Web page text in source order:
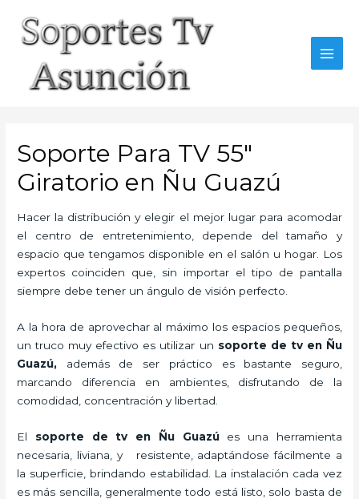
content
Soporte Para TV 55″
Giratorio en Ñu Guazú
Hacer la distribución y elegir el mejor lugar para acomodar
el centro de entretenimiento, depende del tamaño y
espacio que tengamos disponible en el salón u hogar. Los
expertos coinciden que, sin importar el tipo de pantalla
siempre debe tener un ángulo de visión perfecto.
A la hora de aprovechar al máximo los espacios pequeños,
un truco muy efectivo es utilizar un soporte de tv en Ñu
Guazú, además de ser práctico es bastante seguro,
marcando diferencia en ambientes, disfrutando de la
comodidad, concentración y libertad.
El soporte de tv en Ñu Guazú es una herramienta
necesaria, liviana, y resistente, adaptándose fácilmente a
la superficie, brindando estabilidad. La instalación cada vez
es más sencilla, generalmente todo está listo, solo basta de